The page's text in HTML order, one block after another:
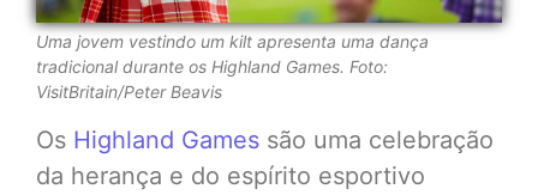
Uma jovem vestindo um kilt apresenta uma dança
tradicional durante os Highland Games. Foto:
VisitBritain/Peter Beavis
Os Highland Games são uma celebração
da herança e do espírito esportivo